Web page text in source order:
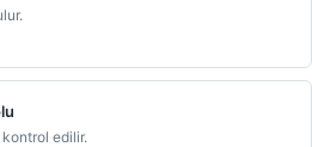
edilir.